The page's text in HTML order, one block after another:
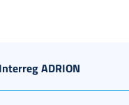
Interreg ADRION